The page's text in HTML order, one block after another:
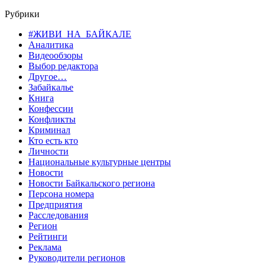
Рубрики
#ЖИВИ_НА_БАЙКАЛЕ
Аналитика
Видеообзоры
Выбор редактора
Другое…
Забайкалье
Книга
Конфессии
Конфликты
Криминал
Кто есть кто
Личности
Национальные культурные центры
Новости
Новости Байкальского региона
Персона номера
Предприятия
Расследования
Регион
Рейтинги
Реклама
Руководители регионов